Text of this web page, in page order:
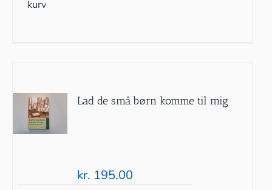
kurv
Lad de små børn komme til mig
kr. 195.00